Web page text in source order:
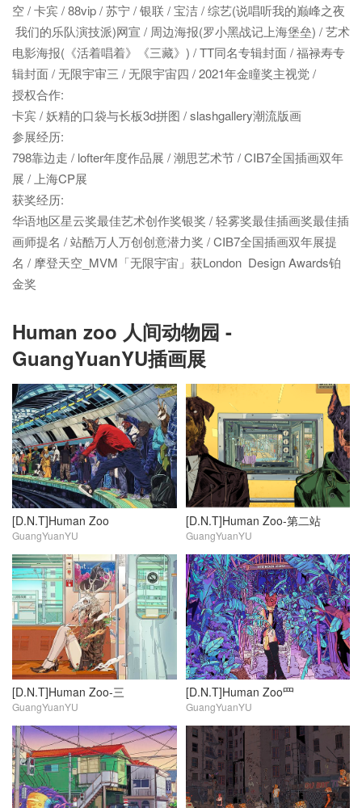
空 / 卡宾 / 88vip / 苏宁 / 银联 / 宝洁 / 综艺(说唱听我的巅峰之夜
我们的乐队演技派)网宣 / 周边海报(罗小黑战记上海堡垒) / 艺术
电影海报(《活着唱着》《三藏》) / TT同名专辑封面 / 福禄寿专
辑封面 / 无限宇审三 / 无限宇宙四 / 2021年金瞳奖主视觉 /
授权合作:
卡宾 / 妖精的口袋与长板3d拼图 / slashgallery潮流版画
参展经历:
798靠边走 / lofter年度作品展 / 潮思艺术节 / CIB7全国插画双年
展 / 上海CP展
获奖经历:
华语地区星云奖最佳艺术创作奖银奖 / 轻雾奖最佳插画奖最佳插
画师提名 / 站酷万人万创创意潜力奖 / CIB7全国插画双年展提
名 / 摩登天空_MVM「无限宇宙」获London  Design Awards铂
Human zoo 人间动物园 -
GuangYuanYU插画展
[D.N.T]Human Zoo
GuangYuanYU
[D.N.T]Human Zoo-第二站
GuangYuanYU
[D.N.T]Human Zoo-三
GuangYuanYU
[D.N.T]Human Zoo罒
GuangYuanYU